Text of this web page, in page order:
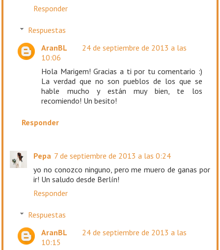
Responder
Respuestas
AranBL
24 de septiembre de 2013 a las
10:06
Hola Marigem! Gracias a ti por tu comentario :)
La verdad que no son pueblos de los que se
hable mucho y están muy bien, te los
recomiendo! Un besito!
Responder
Pepa 7 de septiembre de 2013 a las 0:24
yo no conozco ninguno, pero me muero de ganas por
ir! Un saludo desde Berlín!
Responder
Respuestas
AranBL
24 de septiembre de 2013 a las
10:15